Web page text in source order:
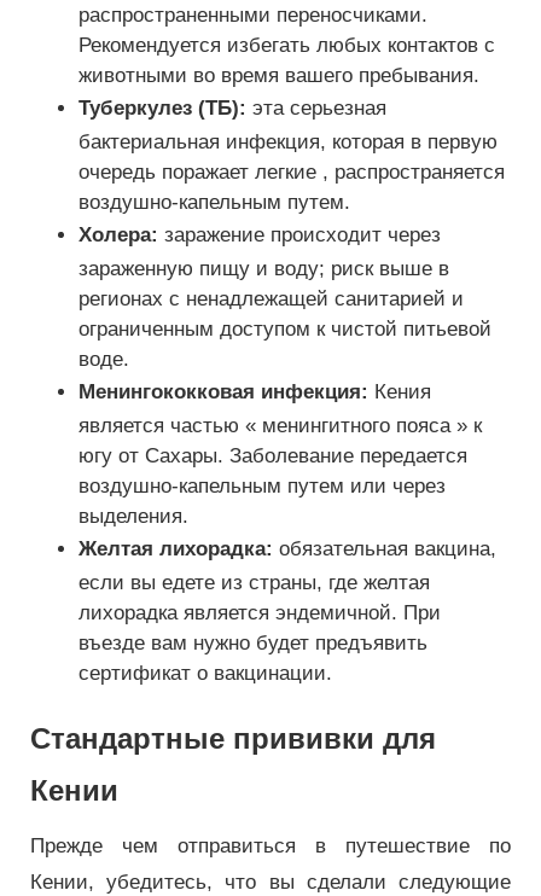
распространенными переносчиками.
Рекомендуется избегать любых контактов с
животными во время вашего пребывания.
Туберкулез (ТБ): эта серьезная
бактериальная инфекция, которая в первую
очередь поражает легкие , распространяется
воздушно-капельным путем.
Холера: заражение происходит через
зараженную пищу и воду; риск выше в
регионах с ненадлежащей санитарией и
ограниченным доступом к чистой питьевой
воде.
Менингококковая инфекция: Кения
является частью « менингитного пояса » к
югу от Сахары. Заболевание передается
воздушно-капельным путем или через
выделения.
Желтая лихорадка: обязательная вакцина,
если вы едете из страны, где желтая
лихорадка является эндемичной. При
въезде вам нужно будет предъявить
сертификат о вакцинации.
Стандартные прививки для
Кении
Прежде чем отправиться в путешествие по
Кении, убедитесь, что вы сделали следующие